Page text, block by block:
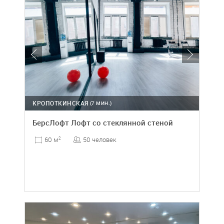
(7 МИН.)
КРОПОТКИНСКАЯ
БерсЛофт Лофт со стеклянной стеной
60 м2 50 человек